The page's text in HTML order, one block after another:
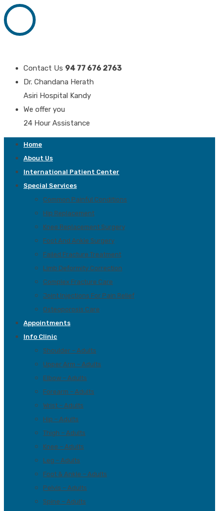
Contact Us 94 77 676 2763
Dr. Chandana Herath
Asiri Hospital Kandy
We offer you
24 Hour Assistance
Home
About Us
International Patient Center
Special Services
Common Painful Conditions
Hip Replacement
Knee Replacement Surgery
Foot And Ankle Surgery
Failed Fracture Treatment
Limb Deformity Correction
Complex Fracture Care
Joint Injections For Pain Relief
Osteoporosis Care
Appointments
Info Clinic
Shoulder – Adults
Upper Arm – Adults
Elbow – Adults
Forearm – Adults
Wrist – Adults
Hip – Adults
Thigh – Adults
Knee – Adults
Leg – Adults
Foot & Ankle – Adults
Pelvis – Adults
Spine – Adults